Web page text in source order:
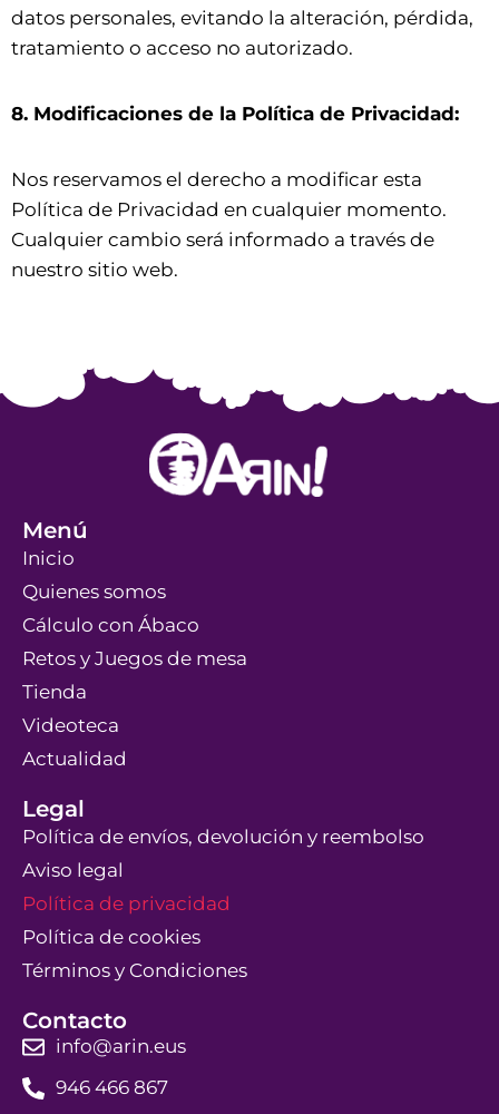
datos personales, evitando la alteración, pérdida,
tratamiento o acceso no autorizado.
8. Modificaciones de la Política de Privacidad:
Nos reservamos el derecho a modificar esta
Política de Privacidad en cualquier momento.
Cualquier cambio será informado a través de
nuestro sitio web.
Menú
Inicio
Quienes somos
Cálculo con Ábaco
Retos y Juegos de mesa
Tienda
Videoteca
Actualidad
Legal
Política de envíos, devolución y reembolso
Aviso legal
Política de privacidad
Política de cookies
Términos y Condiciones
Contacto
info@arin.eus
946 466 867